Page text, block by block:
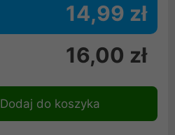
14,99 zł
16,00 zł
Dodaj do koszyka